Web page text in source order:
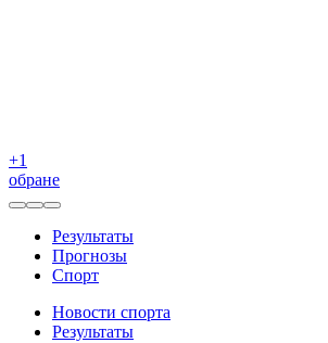
+1
обране
Результаты
Прогнозы
Спорт
Новости спорта
Результаты